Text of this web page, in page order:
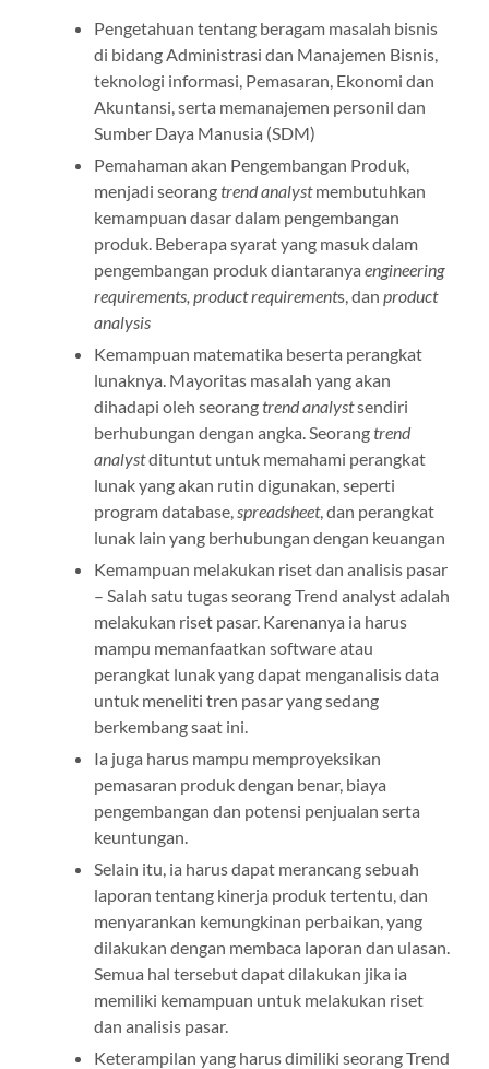
Pengetahuan tentang beragam masalah bisnis
di bidang Administrasi dan Manajemen Bisnis,
teknologi informasi, Pemasaran, Ekonomi dan
Akuntansi, serta memanajemen personil dan
Sumber Daya Manusia (SDM)
Pemahaman akan Pengembangan Produk,
menjadi seorangtrend analystmembutuhkan
kemampuan dasar dalam pengembangan
produk. Beberapa syarat yang masuk dalam
pengembangan produk diantaranya engineering
requirements, product requirements, dan product
analysis
Kemampuan matematika beserta perangkat
lunaknya. Mayoritas masalah yang akan
dihadapi oleh seorangtrend analystsendiri
berhubungan dengan angka. Seorangtrend
analystdituntut untuk memahami perangkat
lunak yang akan rutin digunakan, seperti
program database,spreadsheet, dan perangkat
lunak lain yang berhubungan dengan keuangan
Kemampuan melakukan riset dan analisis pasar
– Salah satu tugas seorang Trend analyst adalah
melakukan riset pasar. Karenanya ia harus
mampu memanfaatkan software atau
perangkat lunak yang dapat menganalisis data
untuk meneliti tren pasar yang sedang
berkembang saat ini.
Ia juga harus mampu memproyeksikan
pemasaran produk dengan benar, biaya
pengembangan dan potensi penjualan serta
keuntungan.
Selain itu, ia harus dapat merancang sebuah
laporan tentang kinerja produk tertentu, dan
menyarankan kemungkinan perbaikan, yang
dilakukan dengan membaca laporan dan ulasan.
Semua hal tersebut dapat dilakukan jika ia
memiliki kemampuan untuk melakukan riset
dan analisis pasar.
Keterampilan yang harus dimiliki seorang Trend